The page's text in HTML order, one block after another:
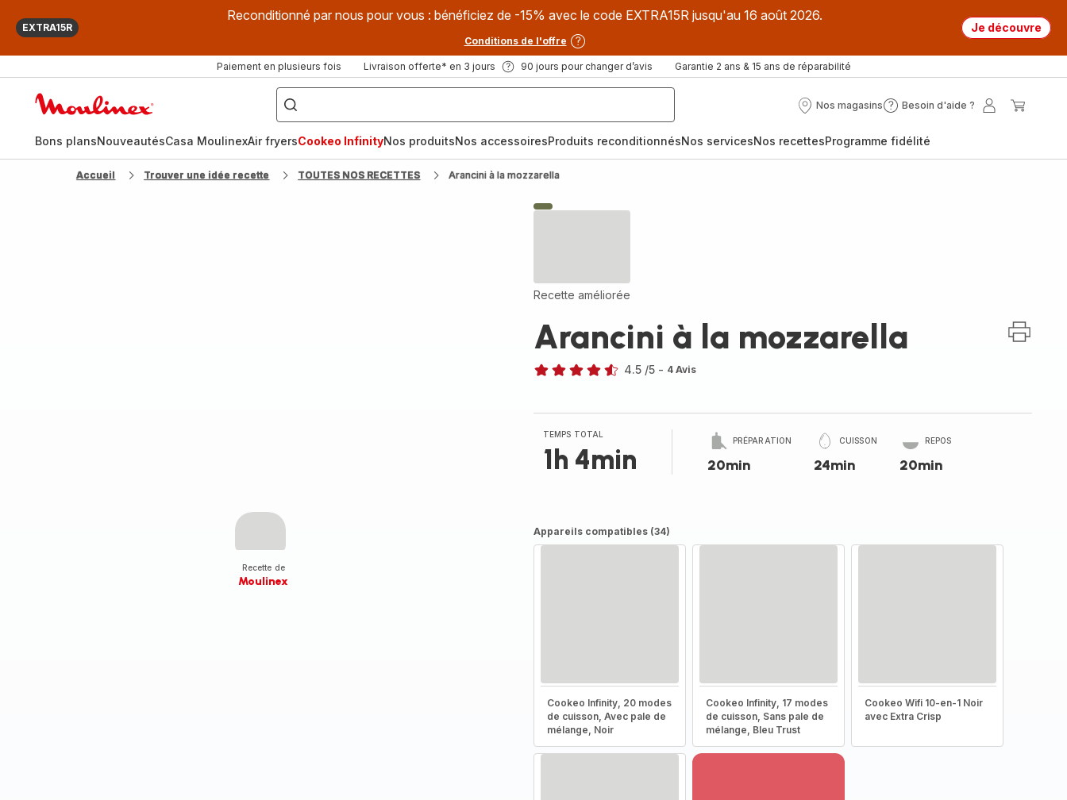
EXTRA15R
Reconditionné par nous pour vous : bénéficiez de -15% avec le code EXTRA15R jusqu'au 16 août 2026.
Conditions de l'offre
Je découvre
Paiement en plusieurs fois Livraison offerte* en 3 jours 90 jours pour changer d’avis Garantie 2 ans & 15 ans de réparabilité
["Que
recherchez-
vous
?",
fryer",
"Companion"]
Nos magasins
Nos
Besoin d'aide ?
Besoin
?
Mon
Bons plansNouveautésCasa MoulinexAir fryersCookeo InfinityNos produitsNos accessoiresProduits reconditionnésNos servicesNos recettesProgramme fidélité
Accueil Trouver une idée recette TOUTES NOS RECETTES Arancini à la mozzarella
Recette de
Moulinex
Recette améliorée
Arancini à la mozzarella
4.5 /5 - 4 Avis
TEMPS TOTAL
1h 4min
PRÉPARATION
20min
CUISSON
24min
REPOS
20min
Appareils compatibles (34)
Cookeo Infinity, 20 modes
de cuisson, Avec pale de
mélange, Noir
Cookeo Infinity, 17 modes
de cuisson, Sans pale de
mélange, Bleu Trust
Cookeo Wifi 10-en-1 Noir
avec Extra Crisp